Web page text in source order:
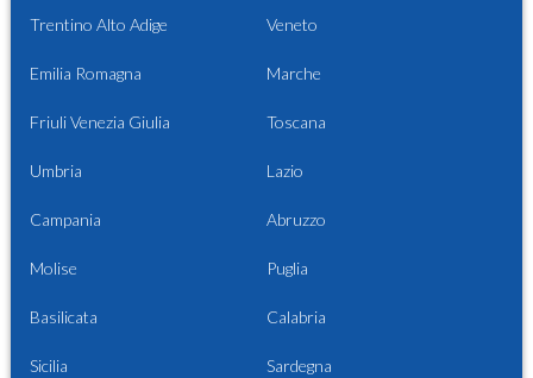
Trentino Alto Adige Veneto
Emilia Romagna Marche
Friuli Venezia Giulia Toscana
Umbria Lazio
Campania Abruzzo
Molise Puglia
Basilicata Calabria
Sicilia Sardegna